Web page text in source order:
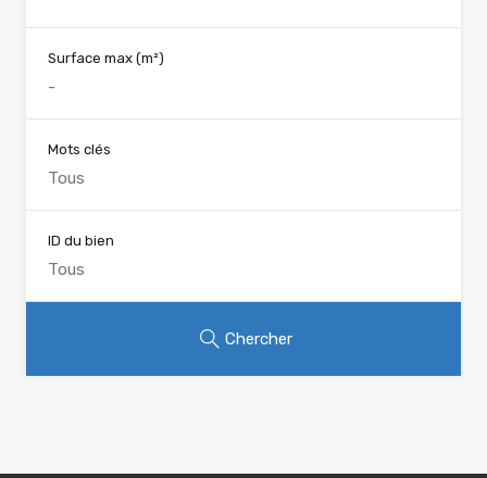
Surface max (m²)
Mots clés
ID du bien
Chercher